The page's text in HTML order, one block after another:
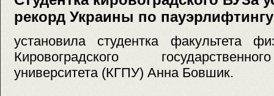
рекорд Украины по пауэрлифтингу
установила студентка факультета
Кировоградского
университета (КГПУ) Анна Бовшик.